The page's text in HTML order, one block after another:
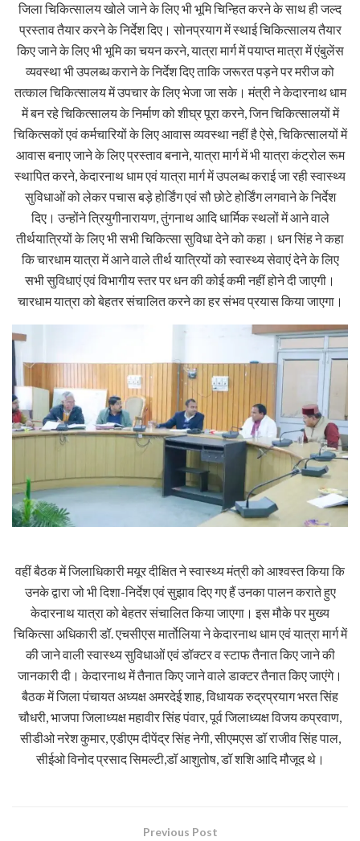
जिला चिकित्सालय खोले जाने के लिए भी भूमि चिन्हित करने के साथ ही जल्द
प्रस्ताव तैयार करने के निर्देश दिए। सोनप्रयाग में स्थाई चिकित्सालय तैयार
किए जाने के लिए भी भूमि का चयन करने, यात्रा मार्ग में पयाप्त मात्रा में एंबुलेंस
व्यवस्था भी उपलब्ध कराने के निर्देश दिए ताकि जरूरत पड़ने पर मरीज को
तत्काल चिकित्सालय में उपचार के लिए भेजा जा सके। मंत्री ने केदारनाथ धाम
में बन रहे चिकित्सालय के निर्माण को शीघ्र पूरा करने, जिन चिकित्सालयों में
चिकित्सकों एवं कर्मचारियों के लिए आवास व्यवस्था नहीं है ऐसे, चिकित्सालयों में
आवास बनाए जाने के लिए प्रस्ताव बनाने, यात्रा मार्ग में भी यात्रा कंट्रोल रूम
स्थापित करने, केदारनाथ धाम एवं यात्रा मार्ग में उपलब्ध कराई जा रही स्वास्थ्य
सुविधाओं को लेकर पचास बड़े होर्डिंग एवं सौ छोटे होर्डिंग लगवाने के निर्देश
दिए। उन्होंने त्रियुगीनारायण, तुंगनाथ आदि धार्मिक स्थलों में आने वाले
तीर्थयात्रियों के लिए भी सभी चिकित्सा सुविधा देने को कहा। धन सिंह ने कहा
कि चारधाम यात्रा में आने वाले तीर्थ यात्रियों को स्वास्थ्य सेवाएं देने के लिए
सभी सुविधाएं एवं विभागीय स्तर पर धन की कोई कमी नहीं होने दी जाएगी।
चारधाम यात्रा को बेहतर संचालित करने का हर संभव प्रयास किया जाएगा।
वहीं बैठक में जिलाधिकारी मयूर दीक्षित ने स्वास्थ्य मंत्री को आश्वस्त किया कि
उनके द्वारा जो भी दिशा-निर्देश एवं सुझाव दिए गए हैं उनका पालन कराते हुए
केदारनाथ यात्रा को बेहतर संचालित किया जाएगा। इस मौके पर मुख्य
चिकित्सा अधिकारी डॉ. एचसीएस मार्तोलिया ने केदारनाथ धाम एवं यात्रा मार्ग में
की जाने वाली स्वास्थ्य सुविधाओं एवं डॉक्टर व स्टाफ तैनात किए जाने की
जानकारी दी। केदारनाथ में तैनात किए जाने वाले डाक्टर तैनात किए जाएंगे।
बैठक में जिला पंचायत अध्यक्ष अमरदेई शाह, विधायक रुद्रप्रयाग भरत सिंह
चौधरी, भाजपा जिलाध्यक्ष महावीर सिंह पंवार, पूर्व जिलाध्यक्ष विजय कप्रवाण,
सीडीओ नरेश कुमार, एडीएम दीपेंद्र सिंह नेगी, सीएमएस डॉ राजीव सिंह पाल,
सीईओ विनोद प्रसाद सिमल्टी,डॉ आशुतोष, डॉ शशि आदि मौजूद थे।
Previous Post